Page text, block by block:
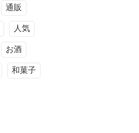
通販
人気
お酒
和菓子